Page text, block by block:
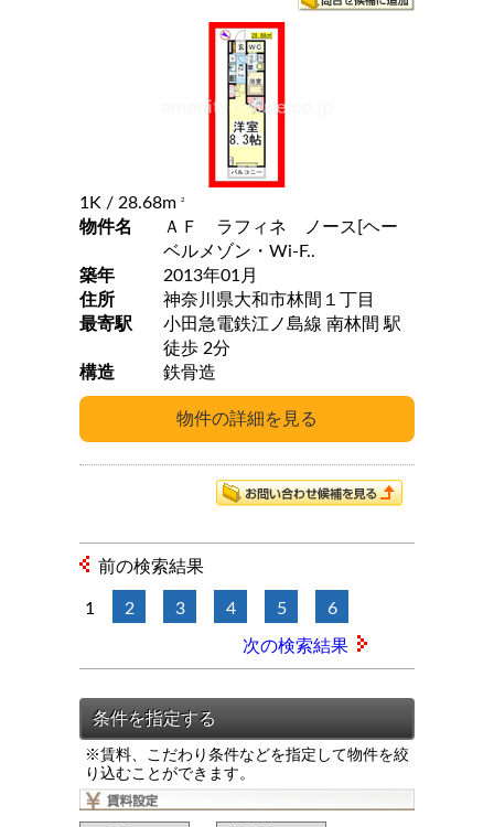
1K / 28.68m 2
物件名
ＡＦ ラフィネ ノース[ヘー
ベルメゾン・Wi-F..
築年
2013年01月
住所
神奈川県大和市林間１丁目
最寄駅
小田急電鉄江ノ島線 南林間 駅
徒歩 2分
構造
鉄骨造
前の検索結果
1 2 3 4 5 6
次の検索結果
※賃料、こだわり条件などを指定して物件を絞
り込むことができます。